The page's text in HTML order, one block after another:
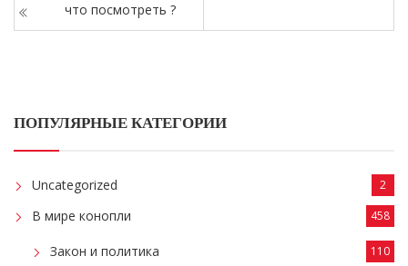
что посмотреть ?
ПОПУЛЯРНЫЕ КАТЕГОРИИ
Uncategorized 2
В мире конопли 458
Закон и политика 110